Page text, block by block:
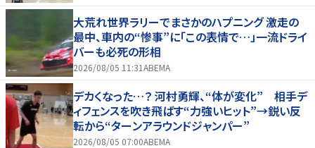
大荒れ世界ラリーでまさかのハプニング 激走の
最中、車内の“惨事”に「この表情で…」一流ドライ
バーも必死の形相
2026/08/05 11:31ABEMA
デカくなった…？ 河村勇輝、“体が変化” 相手デ
ィフェンスを吹き飛ばす“力強いヒット”→鋭い反
転から“ターンアラウンドジャンパー”
2026/08/05 07:00ABEMA